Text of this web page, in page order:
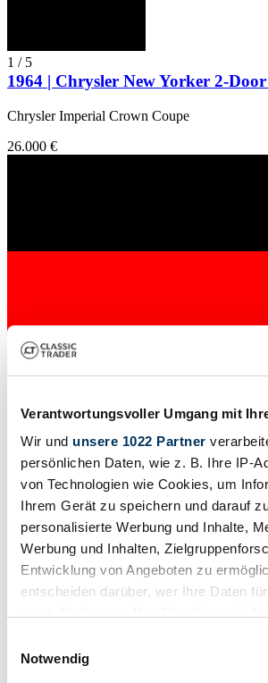
Verantwortungsvoller Umgang mit
Wir und unsere 1022 Partner
persönlichen Daten, wie z. B. Ihre IP-
von Technologien wie Cookies, um
Ihrem Gerät zu speichern und darauf
personalisierte Werbung und Inhalte,
Werbung und Inhalten,
Entwicklung von Angeboten zu
entscheiden darüber, wer Ihre Daten
Trigger Symbol ändern oder widerrufen
Notwendig
1 / 5
1964 | Chrysler New Yorker 2-
Chrysler Imperial Crown Coupe
26.000 €
Baureihe
5th generation
Karosserieform
Coupé (Hardtop)
Tachostand (abgelesen)
99.000 km
Leistung (kW/PS)
254 / 345